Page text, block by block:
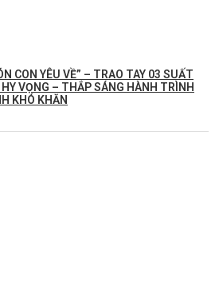
CON YÊU VỀ” – TRAO TAY 03 SUẤT
VỌNG – THẮP SÁNG HÀNH TRÌNH
KHÓ KHĂN